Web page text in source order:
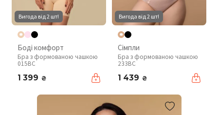
Вигода від 2 шт!
Боді комфорт
Бра з формованою чашкою
015BC
1 399 ₴
Вигода від 2 шт!
Сімпли
Бра з формованою чашкою
233BC
1 439 ₴